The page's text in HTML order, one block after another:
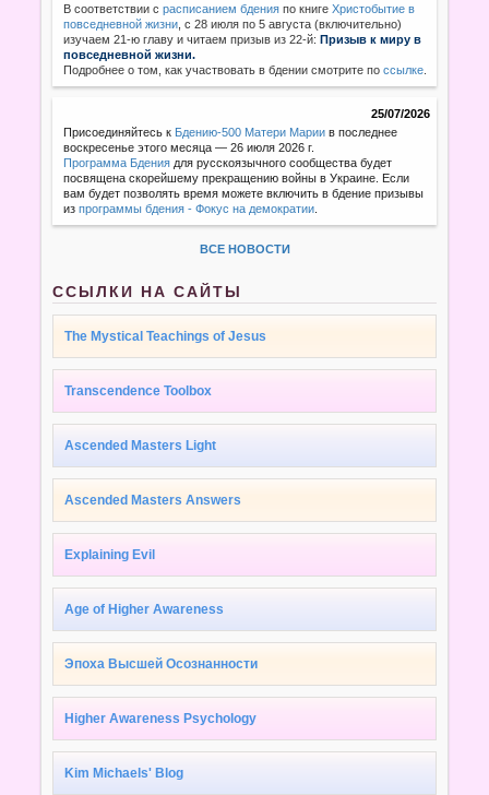
В соответствии с расписанием бдения по книгеХристобытие в
повседневной жизни с 28 июля по 5 августа (включительно)
изучаем 21-ю главу и читаем призыв из 22-й:Призыв к миру в
повседневной жизни.
Подробнее о том, как участвовать в бдении смотрите поссылке
25/07/2026
Присоединяйтесь к Бдению-500 Матери Марии в последнее
воскресенье этого месяца — 26 июля 2026 г.
Программа Бдения для русскоязычного сообщества будет
посвящена скорейшему прекращению войны в Украине. Если
вам будет позволять время можете включить в бдение призывы
изпрограммы бдения - Фокус на демократии
ВСЕ НОВОСТИ
ССЫЛКИ НА САЙТЫ
The Mystical Teachings of Jesus
Transcendence Toolbox
Ascended Masters Light
Ascended Masters Answers
Explaining Evil
Age of Higher Awareness
Эпоха Высшей Осознанности
Higher Awareness Psychology
Kim Michaels' Blog